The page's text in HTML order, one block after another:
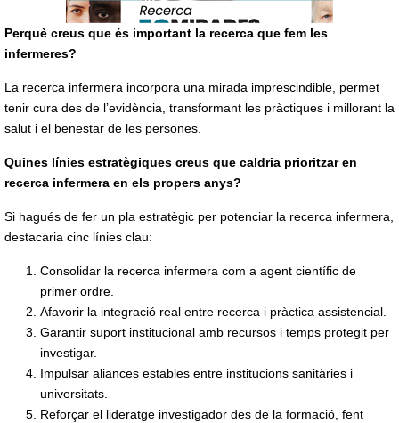
Perquè creus que és important la recerca que fem les
infermeres?
La recerca infermera incorpora una mirada imprescindible, permet
tenir cura des de l’evidència, transformant les pràctiques i millorant la
salut i el benestar de les persones.
Quines línies estratègiques creus que caldria prioritzar en
recerca infermera en els propers anys?
Si hagués de fer un pla estratègic per potenciar la recerca infermera,
destacaria cinc línies clau:
Consolidar la recerca infermera com a agent científic de
primer ordre.
Afavorir la integració real entre recerca i pràctica assistencial.
Garantir suport institucional amb recursos i temps protegit per
investigar.
Impulsar aliances estables entre institucions sanitàries i
universitats.
Reforçar el lideratge investigador des de la formació, fent